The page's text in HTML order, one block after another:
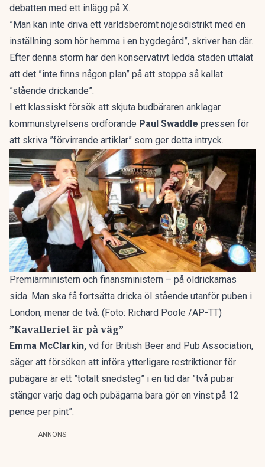
debatten med ett inlägg på X.
”Man kan inte driva ett världsberömt nöjesdistrikt med en
inställning som hör hemma i en bygdegård”, skriver han där.
Efter denna storm har den konservativt ledda staden uttalat
att det ”inte finns någon plan” på att stoppa så kallat
”stående drickande”.
I ett klassiskt försök att skjuta budbäraren anklagar
kommunstyrelsens ordförande Paul Swaddle pressen för
att skriva ”förvirrande artiklar” som ger detta intryck.
Premiärministern och finansministern – på öldrickarnas
sida. Man ska få fortsätta dricka öl stående utanför puben i
London, menar de två. (Foto: Richard Poole /AP-TT)
”Kavalleriet är på väg”
Emma McClarkin, vd för British Beer and Pub Association,
säger att försöken att införa ytterligare restriktioner för
pubägare är ett ”totalt snedsteg” i en tid där ”två pubar
stänger varje dag och pubägarna bara gör en vinst på 12
pence per pint”.
ANNONS